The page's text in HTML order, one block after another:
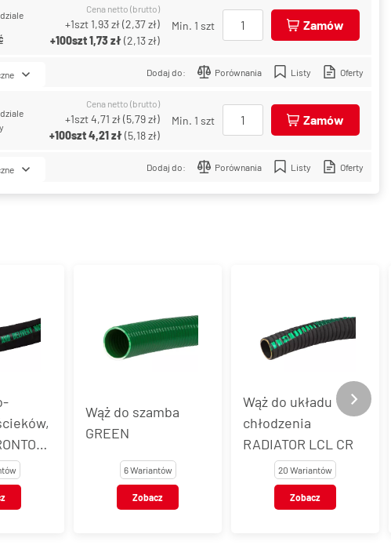
Cena netto (brutto)
+1szt 1,93 zł(2,37 zł)
+100szt1,73 zł(2,13 zł)
Min. 1 szt Zamów
Dodaj do: Porównania Listy Oferty
Cena netto (brutto)
+1szt4,71 zł(5,79 zł)
+100szt4,21 zł(5,18 zł)
Min. 1 szt Zamów
Dodaj do: Porównania Listy Oferty
Wąż do szamba
GREEN
6 Wariantów
Zobacz
Wąż do układu
chłodzenia
RADIATOR LCL CR
20 Wariantów
Zobacz